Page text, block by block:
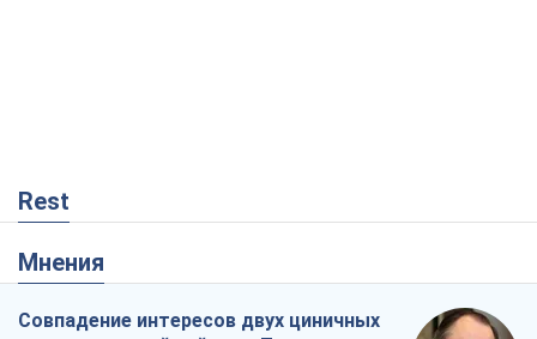
Rest
Мнения
Совпадение интересов двух циничных